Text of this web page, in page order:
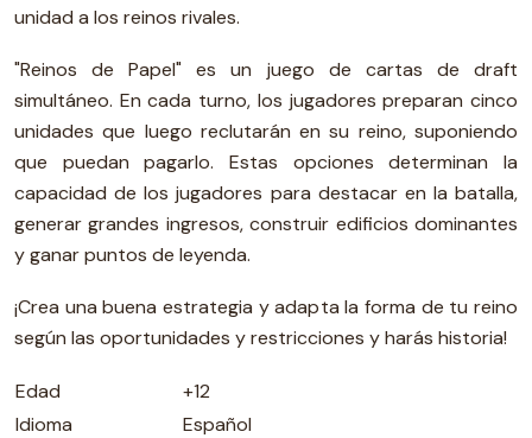
unidad a los reinos rivales.
"Reinos de Papel" es un juego de cartas de draft
simultáneo. En cada turno, los jugadores preparan cinco
unidades que luego reclutarán en su reino, suponiendo
que puedan pagarlo. Estas opciones determinan la
capacidad de los jugadores para destacar en la batalla,
generar grandes ingresos, construir edificios dominantes
y ganar puntos de leyenda.
¡Crea una buena estrategia y adapta la forma de tu reino
según las oportunidades y restricciones y harás historia!
Edad
+12
Idioma
Español